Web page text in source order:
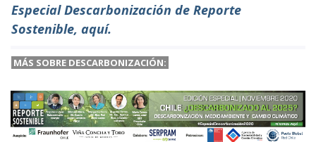
Especial Descarbonización de Reporte
Sostenible, aquí.
MÁS SOBRE DESCARBONIZACIÓN: